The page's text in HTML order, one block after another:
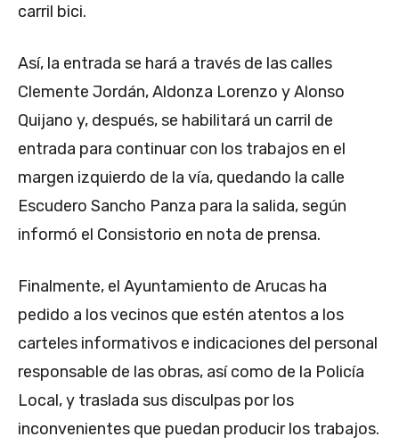
carril bici.
Así, la entrada se hará a través de las calles
Clemente Jordán, Aldonza Lorenzo y Alonso
Quijano y, después, se habilitará un carril de
entrada para continuar con los trabajos en el
margen izquierdo de la vía, quedando la calle
Escudero Sancho Panza para la salida, según
informó el Consistorio en nota de prensa.
Finalmente, el Ayuntamiento de Arucas ha
pedido a los vecinos que estén atentos a los
carteles informativos e indicaciones del personal
responsable de las obras, así como de la Policía
Local, y traslada sus disculpas por los
inconvenientes que puedan producir los trabajos.